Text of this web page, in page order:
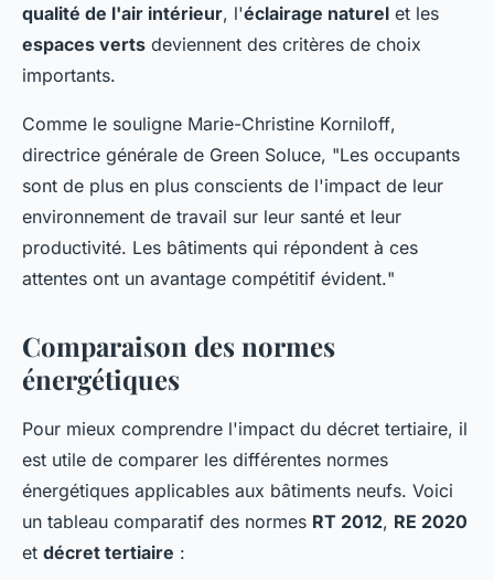
qualité de l'air intérieur, l'éclairage naturel et les
espaces verts deviennent des critères de choix
importants.
Comme le souligne Marie-Christine Korniloff,
directrice générale de Green Soluce, "Les occupants
sont de plus en plus conscients de l'impact de leur
environnement de travail sur leur santé et leur
productivité. Les bâtiments qui répondent à ces
attentes ont un avantage compétitif évident."
Comparaison des normes
énergétiques
Pour mieux comprendre l'impact du décret tertiaire, il
est utile de comparer les différentes normes
énergétiques applicables aux bâtiments neufs. Voici
un tableau comparatif des normes RT 2012, RE 2020
et décret tertiaire :